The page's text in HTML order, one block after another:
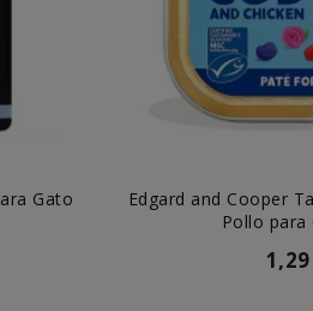
Gato
Edgard and Cooper
Pollo para